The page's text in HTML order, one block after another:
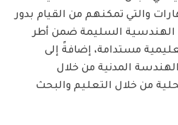
والتي تمكنهم من القيام بدور
الهندسية السليمة ضمن أطر
مستدامة، إضافةً إلى
المدنية من خلال
من خلال التعليم والبحث